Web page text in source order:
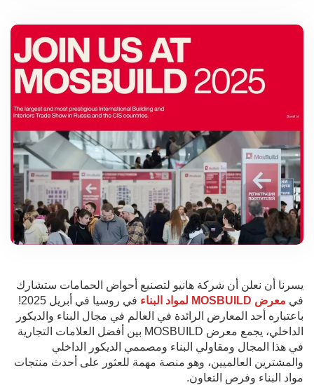
يسرنا أن نعلن أن شركة هانيو لتصنيع أحواض الحمامات ستشارك
في معرض MOSBUILD لمواد البناء
في روسيا في أبريل 2025!
باعتباره أحد المعارض الرائدة في العالم في مجال البناء والديكور
الداخلي، يجمع معرض MOSBUILD بين أفضل العلامات التجارية
في هذا المجال ومقاولي البناء ومصممي الديكور الداخلي
والمشترين العالميين، وهو منصة مهمة للعثور على أحدث منتجات
مواد البناء وفرص التعاون.